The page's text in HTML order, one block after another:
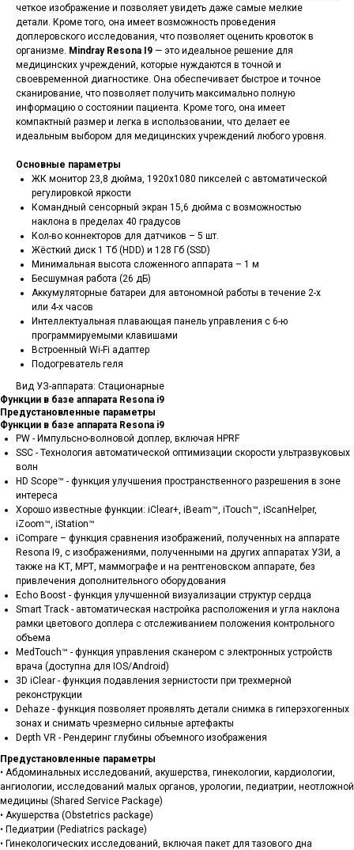
четкое изображение и позволяет увидеть даже самые мелкие
детали. Кроме того, она имеет возможность проведения
доплеровского исследования, что позволяет оценить кровоток в
организме. Mindray Resona I9 — это идеальное решение для
медицинских учреждений, которые нуждаются в точной и
своевременной диагностике. Она обеспечивает быстрое и точное
сканирование, что позволяет получить максимально полную
информацию о состоянии пациента. Кроме того, она имеет
компактный размер и легка в использовании, что делает ее
идеальным выбором для медицинских учреждений любого уровня.
Основные параметры
ЖК монитор 23,8 дюйма, 1920х1080 пикселей с автоматической
регулировкой яркости
Командный сенсорный экран 15,6 дюйма с возможностью
наклона в пределах 40 градусов
Кол-во коннекторов для датчиков – 5 шт.
Жёсткий диск 1 Тб (HDD) и 128 Гб (SSD)
Минимальная высота сложенного аппарата – 1 м
Бесшумная работа (26 дБ)
Аккумуляторные батареи для автономной работы в течение 2-х
или 4-х часов
Интеллектуальная плавающая панель управления c 6-ю
программируемыми клавишами
Встроенный Wi-Fi адаптер
Подогреватель геля
Вид УЗ-аппарата: Cтационарные
Функции в базе аппарата Resona i9
Предустановленные параметры
Функции в базе аппарата Resona i9
PW - Импульсно-волновой доплер, включая HPRF
SSC - Технология автоматической оптимизации скорости ультразвуковых
волн
HD Scope™ - функция улучшения пространственного разрешения в зоне
интереса
Хорошо известные функции: iClear+, iBeam™, iTouch™, iScanHelper,
iZoom™, iStation™
iCompare – функция сравнения изображений, полученных на аппарате
Resona I9, с изображениями, полученными на других аппаратах УЗИ, а
также на КТ, МРТ, маммографе и на рентгеновском аппарате, без
привлечения дополнительного оборудования
Echo Boost - функция улучшенной визуализации структур сердца
Smart Track - автоматическая настройка расположения и угла наклона
рамки цветового доплера с отслеживанием положения контрольного
объема
MedTouch™ - функция управления сканером с электронных устройств
врача (доступна для IOS/Android)
3D iClear - функция подавления зернистости при трехмерной
реконструкции
Dehaze - функция позволяет проявлять детали снимка в гиперэхогенных
зонах и снимать чрезмерно сильные артефакты
Depth VR - Рендеринг глубины объемного изображения
Предустановленные параметры
• Абдоминальных исследований, акушерства, гинекологии, кардиологии,
ангиологии, исследований малых органов, урологии, педиатрии, неотложной
медицины (Shared Service Package)
• Акушерства (Obstetrics package)
• Педиатрии (Pediatrics package)
• Гинекологических исследований, включая пакет для тазового дна